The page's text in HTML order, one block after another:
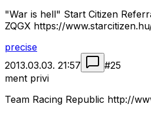
"War is hell" Start Citizen
ZQGX https://
precise
2013.03.03. 21:57
#25
ment privi
Team Racing Republic http://